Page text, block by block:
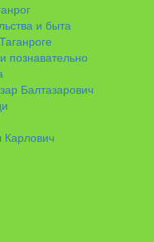
и быта
познавательно
Балтазарович